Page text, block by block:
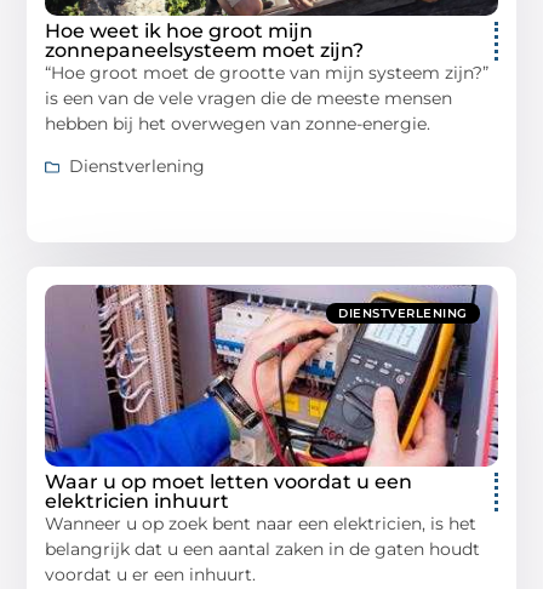
Hoe weet ik hoe groot mijn
zonnepaneelsysteem moet zijn?
“Hoe groot moet de grootte van mijn systeem zijn?”
is een van de vele vragen die de meeste mensen
hebben bij het overwegen van zonne-energie.
Dienstverlening
DIENSTVERLENING
Waar u op moet letten voordat u een
elektricien inhuurt
Wanneer u op zoek bent naar een elektricien, is het
belangrijk dat u een aantal zaken in de gaten houdt
voordat u er een inhuurt.